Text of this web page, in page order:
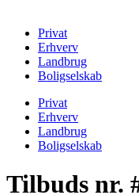
Privat
Erhverv
Landbrug
Boligselskab
Privat
Erhverv
Landbrug
Boligselskab
Tilbuds nr.